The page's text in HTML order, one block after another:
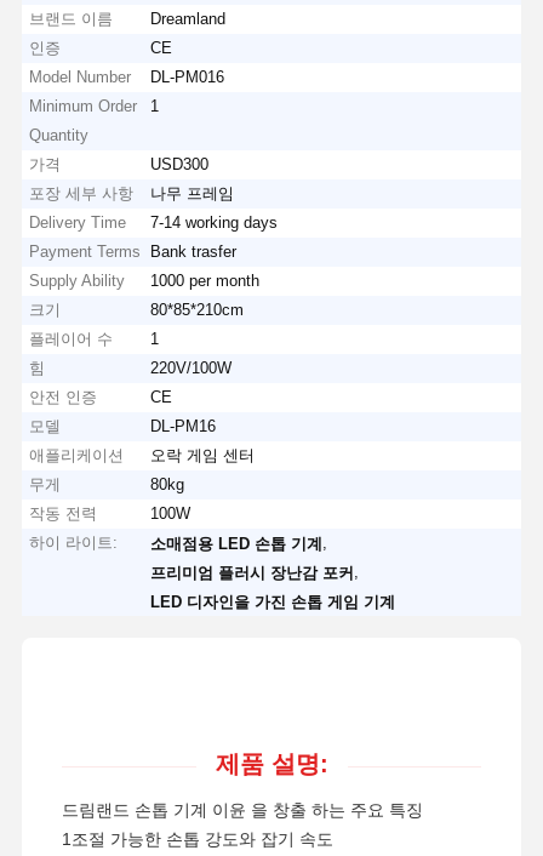
브랜드 이름
Dreamland
인증
CE
Model Number
DL-PM016
Minimum Order
Quantity
1
가격
USD300
포장 세부 사항
나무 프레임
Delivery Time
7-14 working days
Payment Terms
Bank trasfer
Supply Ability
1000 per month
크기
80*85*210cm
플레이어 수
1
힘
220V/100W
안전 인증
CE
모델
DL-PM16
애플리케이션
오락 게임 센터
무게
80kg
작동 전력
100W
하이 라이트:
소매점용 LED 손톱 기계
프리미엄 플러시 장난감 포커
LED 디자인을 가진 손톱 게임 기계
제품 설명:
드림랜드 손톱 기계 이윤 을 창출 하는 주요 특징
1조절 가능한 손톱 강도와 잡기 속도